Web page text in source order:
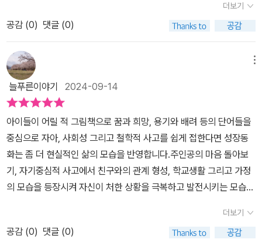
랙>을 읽고 무작정 달리기를 시작한 저를 다시 보게 되네요.- 한솔수
북 '초등 읽기대장' 시리즈 -읽기 대장 시리즈는 읽기책의 재미에 푹
빠진 어린이들을 위한 동화 시리즈입니다.때로는 엉뚱하지만 상상력
을 키워 주는 이야기,때로는 진지하지만 가슴 따뜻한 이야기,때로는
배꼽 빠지게 웃긴 이야기가 어린이들 마음속에 스며들 것입니다.​행복
한 그림책 읽기! 투명 한지입니다.​출판사로부터 도서만을 제공받아
작성한 리뷰입니다.​
일에 대해 최고가 되지못하더라도 끝까지 포기하지않고 일어서는 은
표의 용기와 끈기에 박수를 보내며 언젠가 세계무대에서 금빛스케이
트를 타고 스케이트를 타는 은표의 모습을 상상해본다
롭게 만들어진 스케이트동아리에 지원하고요. 다른친구들은 스케이
트를 타며 즐길 때 은표는 코너링 연습으로 코치님의 눈에 들어온답
니다. 만약 은표가 다른 친구들처럼 즐기고 놀았더라면? 은표에서 쇼
트트랙부에 스카웃될 기회는 없었을지도 몰라요.⛸️ 은표를 통해! 나
에게 온 기회를 망설이지말고 잡아라.라는 교훈을 얻게 되는 순간입
니다.은표는 누구보다 열심히 최선을 다해요.주어진 기회에 감사할
줄 알고요.하지만 이런 은표에게 위기가 찾아오기도 해요.순위를 달
리는 운동에서는 아주 짧은 찰나의 순간에 모든게 결정되기에 예기치
못한 사고가 날 수도 있고요.이 과정에서 오해를 받게 된 은표. 사건은
잘 마무리가 되지만 이 과정에서 은표가 겪었을 마음고생이 안타깝게
느껴졌답니다. 실제로도 충분히 있을만하거든요.이 위기역시 은표가
잘 이겨내요.오직 쇼트트랙에 대한 은표의 열정, 성취감으로 말이죠!
내가 진정으로 좋아하는 무언가를 했을 때 내 몸과 마음이 느끼고 외
치는 소리에 귀를 기울이는 모습이 참으로 대견하고 기특하게 느껴지
더보기
공감 (0) 댓글 (0)
늘푸른이야기 2024-09-14
아이들이 어릴 적 그림책으로 꿈과 희망, 용기와 배려 등의 단어들을
중심으로 자아, 사회성 그리고 철학적 사고를 쉽게 접한다면 성장동
화는 좀 더 현실적인 삶의 모습을 반영합니다.주인공의 마음 돌아보
기, 자기중심적 사고에서 친구와의 관계 형성, 학교생활 그리고 가정
의 모습을 등장시켜 자신이 처한 상황을 극복하고 발전시키는 모습을
다.은표는 스케이트 타는 걸 좋아해 장차 쇼트트랙 국가대표가 되는
것이 꿈입니다. 하지만 부모님은 운동은 취미로만 하라고 합니다. 부
더보기
공감 (0) 댓글 (0)